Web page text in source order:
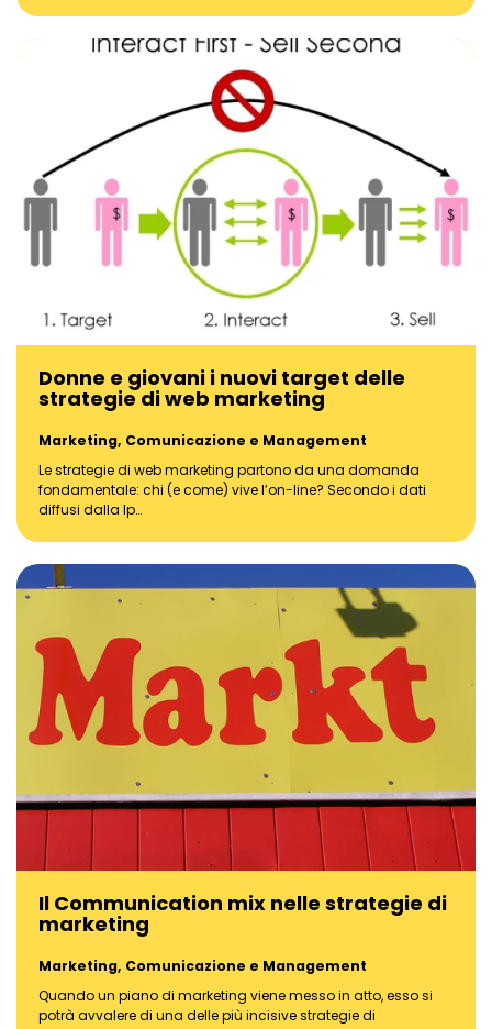
Donne e giovani i nuovi target delle
strategie di web marketing
Marketing, Comunicazione e Management
Le strategie di web marketing partono da una domanda
fondamentale: chi (e come) vive l’on-line? Secondo i dati
diffusi dalla Ip…
Il Communication mix nelle strategie di
marketing
Marketing, Comunicazione e Management
Quando un piano di marketing viene messo in atto, esso si
potrà avvalere di una delle più incisive strategie di